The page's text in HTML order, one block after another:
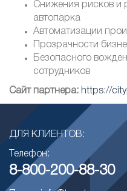
Снижения рисков и
автопарка
Автоматизации
Прозрачности
Безопасного
сотрудников
Сайт партнера: https://
ДЛЯ КЛИЕНТОВ:
Телефон:
8-800-200-88-30